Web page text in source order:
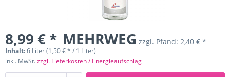
8,99 € * MEHRWEG zzgl. Pfand: 2,40 € *
Inhalt:6 Liter (1,50 € * / 1 Liter)
inkl. MwSt.zzgl. Lieferkosten / Energieaufschlag